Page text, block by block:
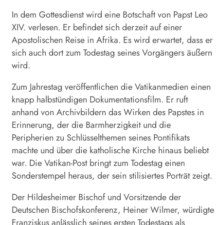
In dem Gottesdienst wird eine Botschaft von Papst Leo
XIV. verlesen. Er befindet sich derzeit auf einer
Apostolischen Reise in Afrika. Es wird erwartet, dass er
sich auch dort zum Todestag seines Vorgängers äußern
wird.
Zum Jahrestag veröffentlichen die Vatikanmedien einen
knapp halbstündigen Dokumentationsfilm. Er ruft
anhand von Archivbildern das Wirken des Papstes in
Erinnerung, der die Barmherzigkeit und die
Peripherien zu Schlüsselthemen seines Pontifikats
machte und über die katholische Kirche hinaus beliebt
war. Die Vatikan-Post bringt zum Todestag einen
Sonderstempel heraus, der sein stilisiertes Porträt zeigt.
Der Hildesheimer Bischof und Vorsitzende der
Deutschen Bischofskonferenz, Heiner Wilmer, würdigte